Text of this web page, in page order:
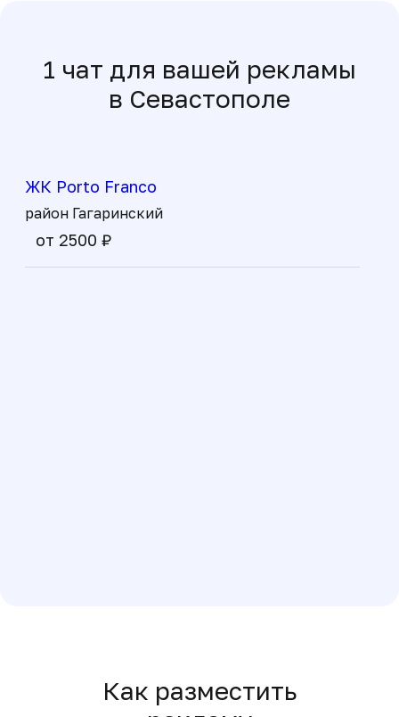
1 чат для вашей рекламы
в Севастополе
ЖК Porto Franco
район Гагаринский
от 2500 ₽
Как разместить